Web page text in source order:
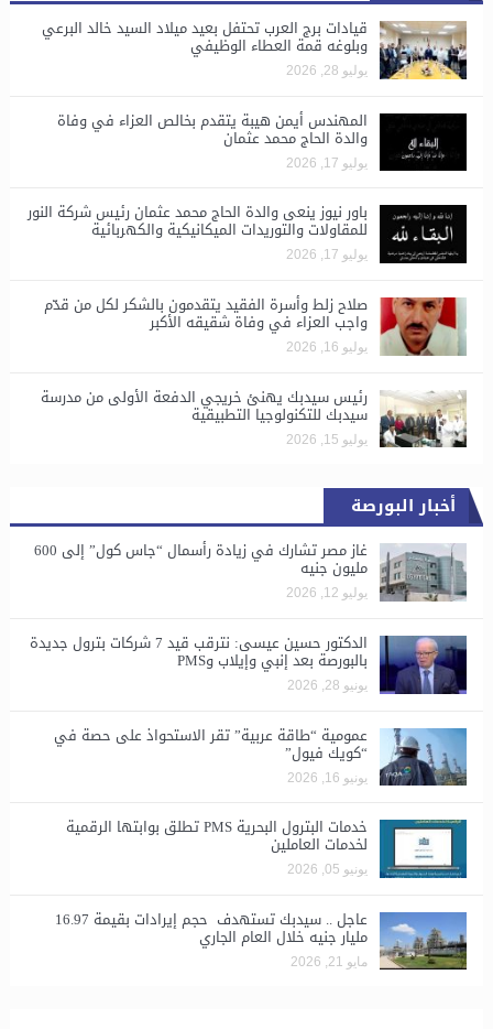
قيادات برج العرب تحتفل بعيد ميلاد السيد خالد البرعي
وبلوغه قمة العطاء الوظيفي
يوليو 28, 2026
المهندس أيمن هيبة يتقدم بخالص العزاء في وفاة
والدة الحاج محمد عثمان
يوليو 17, 2026
باور نيوز ينعى والدة الحاج محمد عثمان رئيس شركة النور
للمقاولات والتوريدات الميكانيكية والكهربائية
يوليو 17, 2026
صلاح زلط وأسرة الفقيد يتقدمون بالشكر لكل من قدّم
واجب العزاء في وفاة شقيقه الأكبر
يوليو 16, 2026
رئيس سيدبك يهنئ خريجي الدفعة الأولى من مدرسة
سيدبك للتكنولوجيا التطبيقية
يوليو 15, 2026
أخبار البورصة
غاز مصر تشارك في زيادة رأسمال “جاس كول” إلى 600
مليون جنيه
يوليو 12, 2026
الدكتور حسين عيسى: نترقب قيد 7 شركات بترول جديدة
بالبورصة بعد إنبي وإيلاب وPMS
يونيو 28, 2026
​عمومية “طاقة عربية” تقر الاستحواذ على حصة في
“كويك فيول”
يونيو 16, 2026
خدمات البترول البحرية PMS تطلق بوابتها الرقمية
لخدمات العاملين
يونيو 05, 2026
عاجل .. سيدبك تستهدف حجم إيرادات بقيمة 16.97
مليار جنيه خلال العام الجاري
مايو 21, 2026